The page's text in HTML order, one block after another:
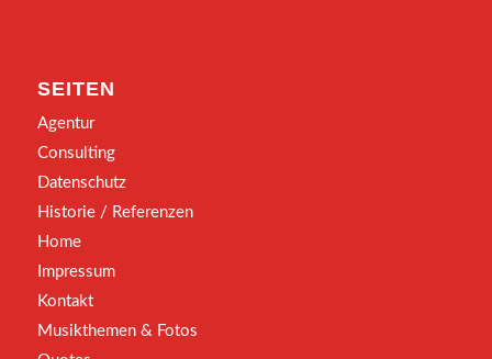
SEITEN
Agentur
Consulting
Datenschutz
Historie / Referenzen
Home
Impressum
Kontakt
Musikthemen & Fotos